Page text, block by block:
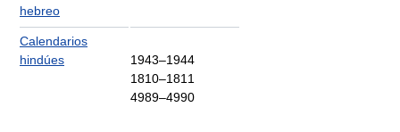
hebreo
Calendarios
hindúes
1943–1944
1810–1811
4989–4990